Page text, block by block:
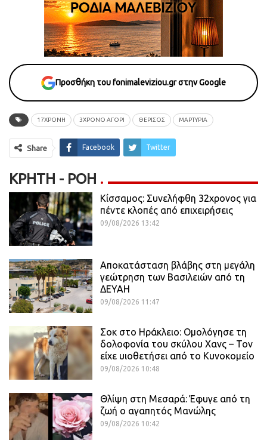
Προσθήκη του fonimaleviziou.gr στην Google
17ΧΡΟΝΗ 3ΧΡΟΝΟ ΑΓΟΡΙ ΘΕΡΙΣΟΣ ΜΑΡΤΥΡΙΑ
Share Facebook Twitter
ΚΡΉΤΗ - ΡΟΗ
Κίσσαμος: Συνελήφθη 32χρονος για
πέντε κλοπές από επιχειρήσεις
09/08/2026 13:42
Αποκατάσταση βλάβης στη μεγάλη
γεώτρηση των Βασιλειών από τη
ΔΕΥΑΗ
09/08/2026 11:47
Σοκ στο Ηράκλειο: Ομολόγησε τη
δολοφονία του σκύλου Χανς – Τον
είχε υιοθετήσει από το Κυνοκομείο
09/08/2026 10:48
Θλίψη στη Μεσαρά: Έφυγε από τη
ζωή ο αγαπητός Μανώλης
09/08/2026 10:42